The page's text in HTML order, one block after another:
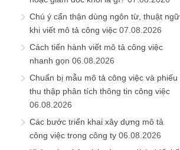
Chú ý cẩn thận dùng ngôn từ, thuật ngữ
khi viết mô tả công việc 07.08.2026
Cách tiến hành viết mô tả công việc
nhanh gọn 06.08.2026
Chuẩn bị mẫu mô tả công việc và phiếu
thu thập phân tích thông tin công việc
06.08.2026
Các bước triển khai xây dựng mô tả
công việc trong công ty 06.08.2026